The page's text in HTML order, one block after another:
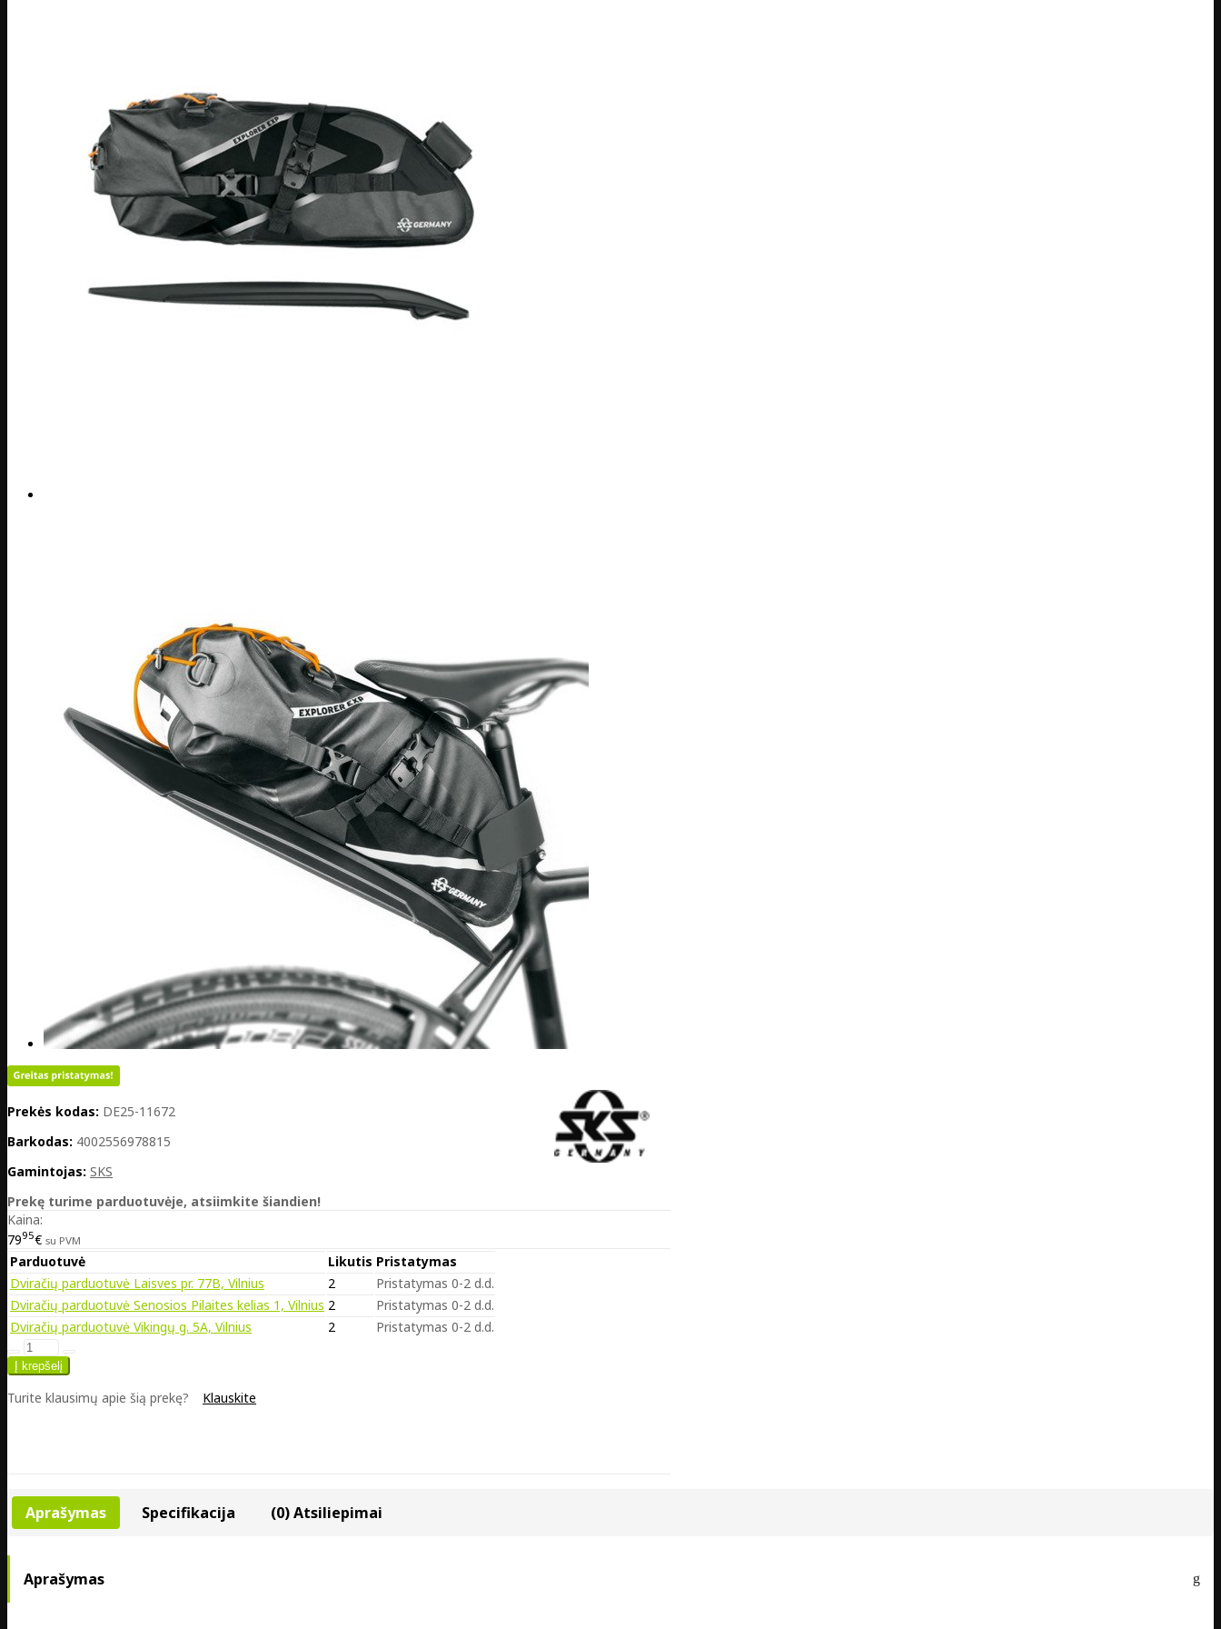
Prekės kodas: DE25-11672
Barkodas: 4002556978815
Gamintojas: SKS
Prekę turime parduotuvėje, atsiimkite šiandien!
Kaina:
7995€ su PVM
Parduotuvė Likutis Pristatymas
Dviračių parduotuvė Laisves pr. 77B, Vilnius
2
Pristatymas 0-2 d.d.
Dviračių parduotuvė Senosios Pilaites kelias 1, Vilnius 2
Pristatymas 0-2 d.d.
Dviračių parduotuvė Vikingų g. 5A, Vilnius
2 Pristatymas 0-2 d.d.
Turite klausimų apie šią prekę? Klauskite
Aprašymas Specifikacija (0) Atsiliepimai
Aprašymas